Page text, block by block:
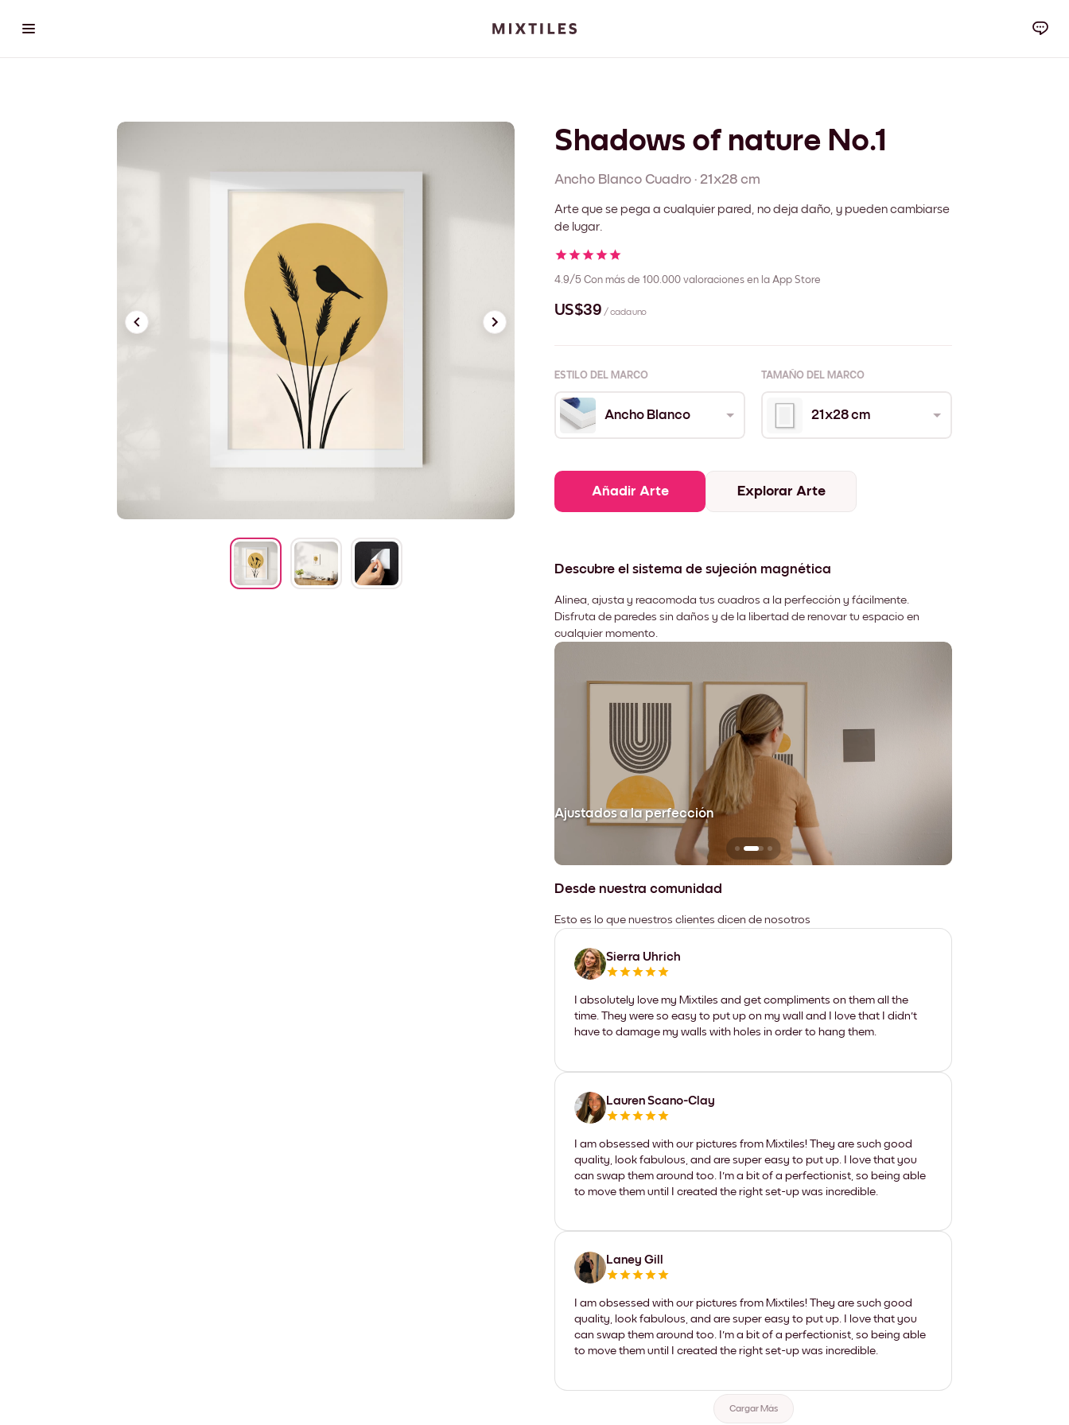
Shadows of nature No.1
Ancho Blanco Cuadro · 21x28 cm
Arte que se pega a cualquier pared, no deja daño, y pueden cambiarse
de lugar.
4.9/5 Con más de 100.000 valoraciones en la App Store
US$39 / cada uno
ESTILO DEL MARCO TAMAÑO DEL MARCO
Ancho Blanco 21x28 cm
Añadir Arte Explorar Arte
Descubre el sistema de sujeción magnética
Alinea, ajusta y reacomoda tus cuadros a la perfección y fácilmente.
Disfruta de paredes sin daños y de la libertad de renovar tu espacio en
cualquier momento.
Ajustados a la perfección
Desde nuestra comunidad
Esto es lo que nuestros clientes dicen de nosotros
Sierra Uhrich
I absolutely love my Mixtiles and get compliments on them all the
time. They were so easy to put up on my wall and I love that I didn't
have to damage my walls with holes in order to hang them.
Lauren Scano-Clay
I am obsessed with our pictures from Mixtiles! They are such good
quality, look fabulous, and are super easy to put up. I love that you
can swap them around too. I'm a bit of a perfectionist, so being able
to move them until I created the right set-up was incredible.
Laney Gill
I am obsessed with our pictures from Mixtiles! They are such good
quality, look fabulous, and are super easy to put up. I love that you
can swap them around too. I'm a bit of a perfectionist, so being able
to move them until I created the right set-up was incredible.
Cargar Más